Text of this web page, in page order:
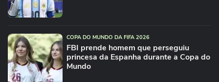
COPA DO MUNDO DA FIFA 2026
FBI prende homem que perseguiu
princesa da Espanha durante a Copa do
Mundo